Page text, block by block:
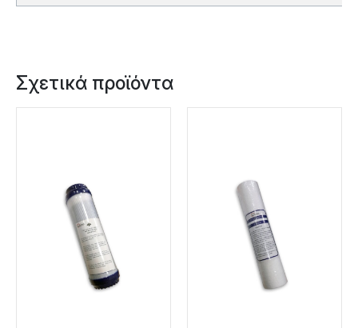
Σχετικά προϊόντα